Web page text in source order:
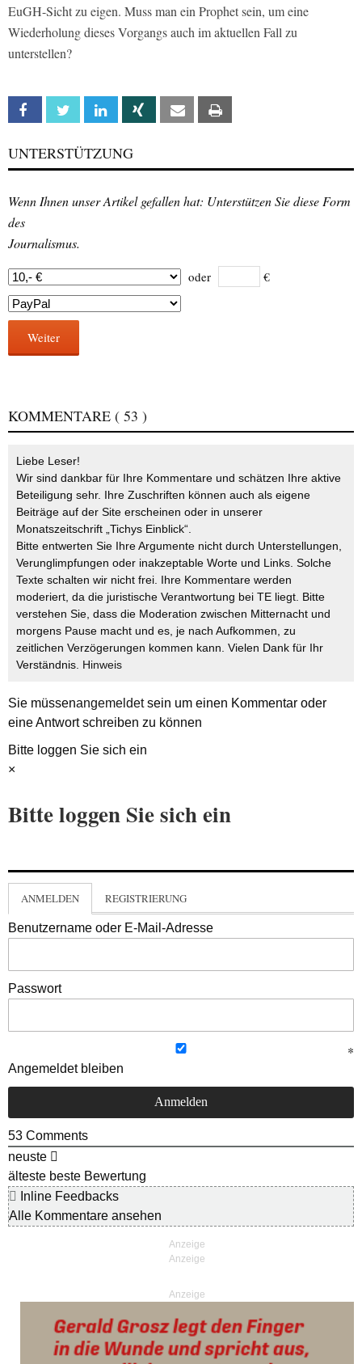
EuGH-Sicht zu eigen. Muss man ein Prophet sein, um eine
Wiederholung dieses Vorgangs auch im aktuellen Fall zu
unterstellen?
Facebook Twitter Linkedin Xing Email
UNTERSTÜTZUNG
Wenn Ihnen unser Artikel gefallen hat: Unterstützen Sie diese Form
des
Journalismus.
oder €
Weiter
KOMMENTARE ( 53 )
Liebe Leser!
Wir sind dankbar für Ihre Kommentare und schätzen Ihre aktive
Beteiligung sehr. Ihre Zuschriften können auch als eigene
Beiträge auf der Site erscheinen oder in unserer
Monatszeitschrift „Tichys Einblick“.
Bitte entwerten Sie Ihre Argumente nicht durch Unterstellungen,
Verunglimpfungen oder inakzeptable Worte und Links. Solche
Texte schalten wir nicht frei. Ihre Kommentare werden
moderiert, da die juristische Verantwortung bei TE liegt. Bitte
verstehen Sie, dass die Moderation zwischen Mitternacht und
morgens Pause macht und es, je nach Aufkommen, zu
zeitlichen Verzögerungen kommen kann. Vielen Dank für Ihr
Verständnis. Hinweis
Sie müssenangemeldetsein um einen Kommentar oder
eine Antwort schreiben zu können
Bitte loggen Sie sich ein
×
Bitte loggen Sie sich ein
ANMELDEN REGISTRIERUNG
Benutzername oder E-Mail-Adresse
Passwort
Angemeldet bleiben
53 Comments
neuste
älteste beste Bewertung
Inline Feedbacks
Alle Kommentare ansehen
Anzeige